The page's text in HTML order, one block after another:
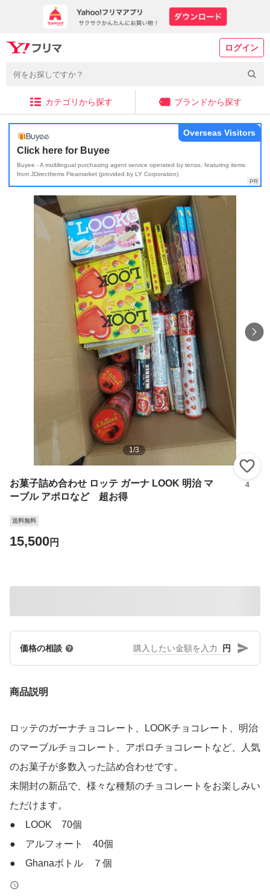
ログイン
カテゴリから探す ブランドから探す
Click here for Buyee
Buyee - A multilingual purchasing agent service operated by tenso, featuring items
from JDirectItems Fleamarket (provided by LY Corporation)
Overseas Visitors
1/3
お菓子詰め合わせ ロッテ ガーナ LOOK 明治 マ
ーブル アポロなど 超お得
4
送料無料
15,500円
価格の相談 円
商品説明
ロッテのガーナチョコレート、LOOKチョコレート、明治
のマーブルチョコレート、アポロチョコレートなど、人気
のお菓子が多数入った詰め合わせです。
未開封の新品で、様々な種類のチョコレートをお楽しみい
ただけます。
● LOOK 70個
● アルフォート 40個
● Ghanaボトル ７個
● マーブルチョコジャンボ３本